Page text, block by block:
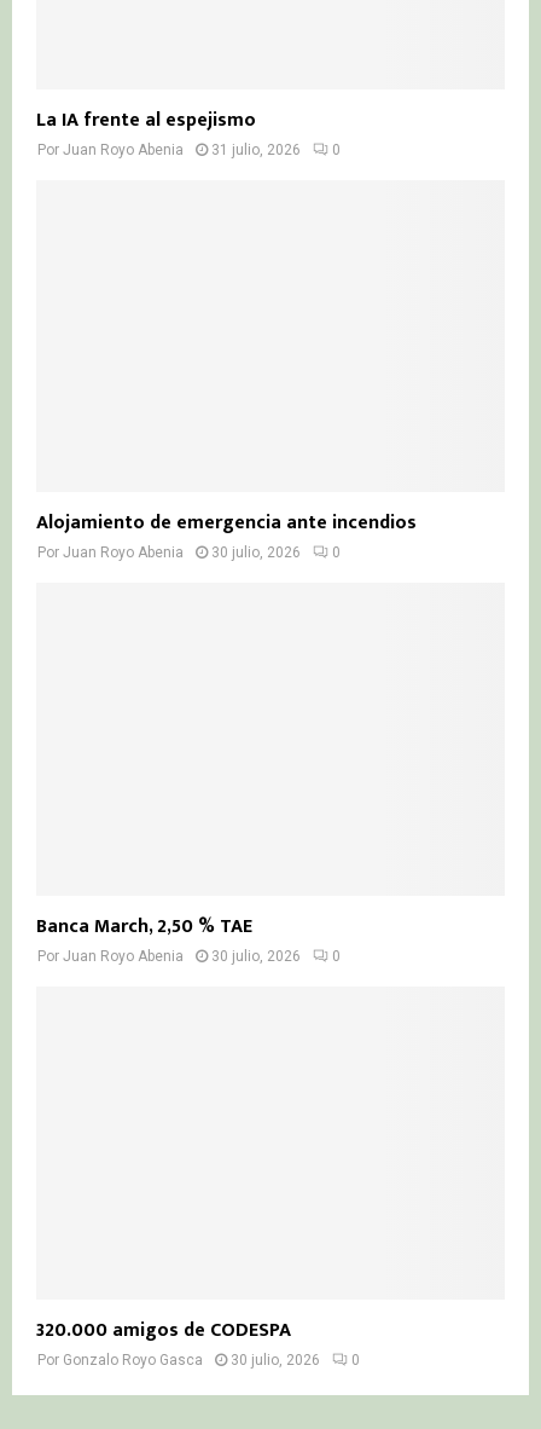
La IA frente al espejismo
Por Juan Royo Abenia 31 julio, 2026 0
Alojamiento de emergencia ante incendios
Por Juan Royo Abenia 30 julio, 2026 0
Banca March, 2,50 % TAE
Por Juan Royo Abenia 30 julio, 2026 0
320.000 amigos de CODESPA
Por Gonzalo Royo Gasca 30 julio, 2026 0